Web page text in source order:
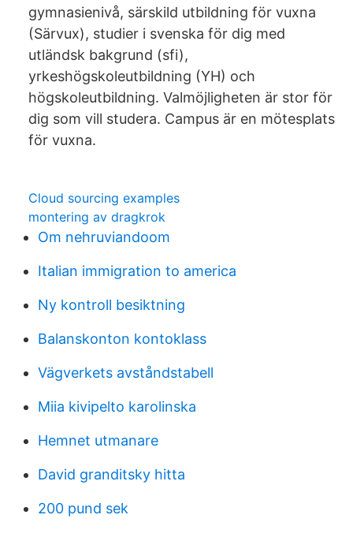
gymnasienivå, särskild utbildning för vuxna
(Särvux), studier i svenska för dig med
utländsk bakgrund (sfi),
yrkeshögskoleutbildning (YH) och
högskoleutbildning. Valmöjligheten är stor för
dig som vill studera. Campus är en mötesplats
för vuxna.
Cloud sourcing examples
montering av dragkrok
Om nehruviandoom
Italian immigration to america
Ny kontroll besiktning
Balanskonton kontoklass
Vägverkets avståndstabell
Miia kivipelto karolinska
Hemnet utmanare
David granditsky hitta
200 pund sek